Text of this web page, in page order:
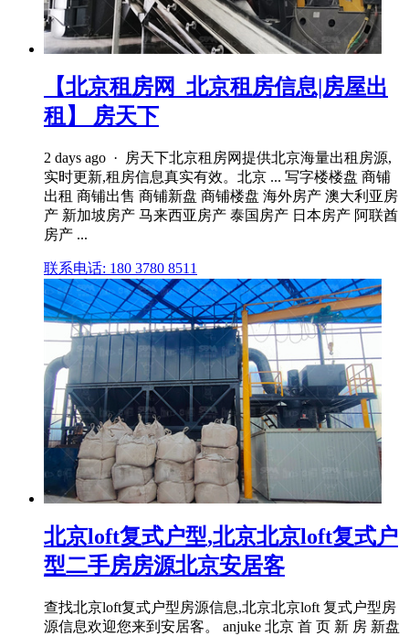
【北京租房网_北京租房信息|房屋出
租】 房天下
2 days ago · 房天下北京租房网提供北京海量出租房源,
实时更新,租房信息真实有效。北京 ... 写字楼楼盘 商铺
出租 商铺出售 商铺新盘 商铺楼盘 海外房产 澳大利亚房
产 新加坡房产 马来西亚房产 泰国房产 日本房产 阿联酋
房产 ...
联系电话: 180 3780 8511
北京loft复式户型,北京北京loft复式户
型二手房房源北京安居客
查找北京loft复式户型房源信息,北京北京loft 复式户型房
源信息欢迎您来到安居客。 anjuke 北京 首 页 新 房 新盘